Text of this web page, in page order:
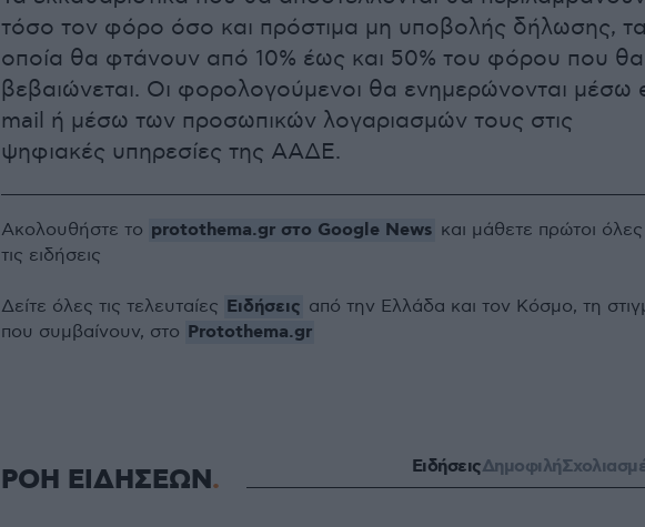
τόσο τον φόρο όσο και πρόστιμα μη υποβολής δήλωσης,
οποία θα φτάνουν από 10% έως και 50% του φόρου που θα
βεβαιώνεται. Οι φορολογούμενοι θα ενημερώνονται μέσω
mail ή μέσω των προσωπικών λογαριασμών τους στις
ψηφιακές υπηρεσίες της ΑΑΔΕ.
Ακολουθήστε το protothema.gr στο Google News και μάθετε πρώτοι όλες
τις ειδήσεις
Δείτε όλες τις τελευταίες Ειδήσεις από την Ελλάδα και τον Κόσμο, τη
που συμβαίνουν, στο Protothema.gr
ΡΟΗ ΕΙΔΗΣΕΩΝ ΕιδήσειςΔημοφιλή